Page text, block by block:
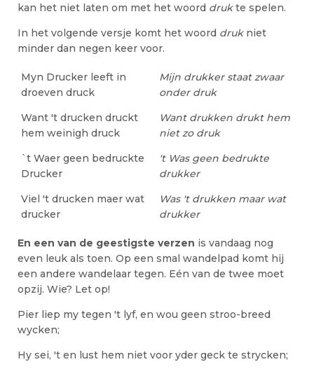
kan het niet laten om met het woord drukte spelen.
In het volgende versje komt het woord drukniet
minder dan negen keer voor.
Myn Drucker leeft in
droeven druck
Want 't drucken druckt
hem weinigh druck
`t Waer geen bedruckte
Drucker
Viel 't drucken maer wat
drucker
Mijn drukker staat zwaar
onder druk
Want drukken drukt hem
niet zo druk
't Was geen bedrukte
drukker
Was 't drukken maar wat
drukker
En een van de geestigste verzen is vandaag nog
even leuk als toen. Op een smal wandelpad komt hij
een andere wandelaar tegen. Eén van de twee moet
opzij. Wie? Let op!
Pier liep my tegen 't lyf, en wou geen stroo-breed
wycken;
Hy sei, 't en lust hem niet voor yder geck te strycken;